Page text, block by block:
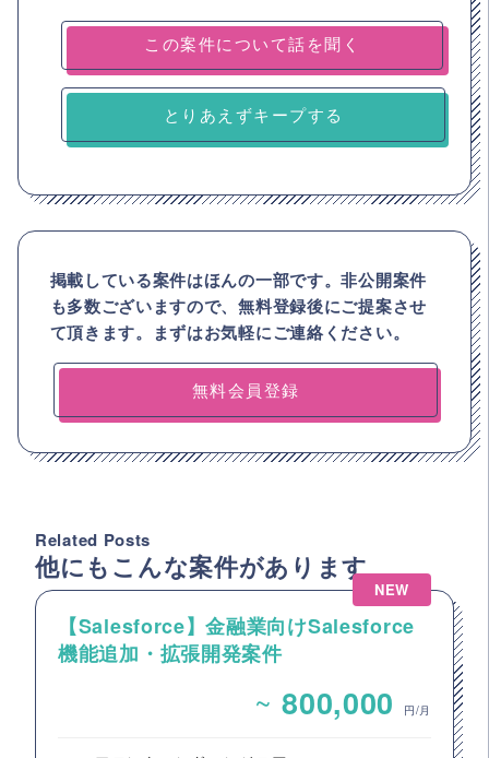
とりあえずキープする
掲載している案件はほんの一部です。非公開案件
も多数ございますので、無料登録後にご提案させ
て頂きます。まずはお気軽にご連絡ください。
無料会員登録
Related Posts
他にもこんな案件があります
NEW
【Salesforce】金融業向けSalesforce
機能追加・拡張開発案件
~ 800,000 円/月